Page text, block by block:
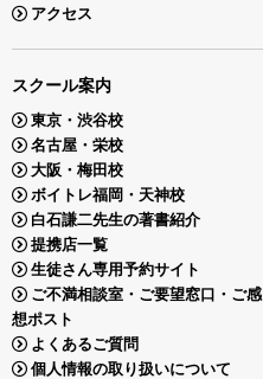
アクセス
スクール案内
東京・渋谷校
名古屋・栄校
大阪・梅田校
ボイトレ福岡・天神校
白石謙二先生の著書紹介
提携店一覧
生徒さん専用予約サイト
ご不満相談室・ご要望窓口・ご感
想ポスト
よくあるご質問
個人情報の取り扱いについて